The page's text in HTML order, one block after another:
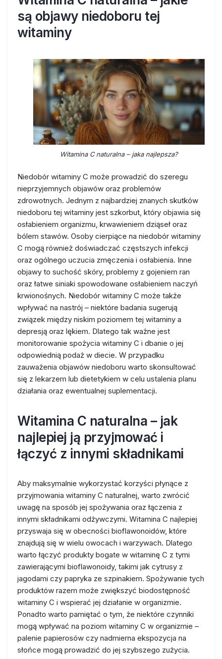
są objawy niedoboru tej
witaminy
Witamina C naturalna – jaka najlepsza?
Niedobór witaminy C może prowadzić do szeregu
nieprzyjemnych objawów oraz problemów
zdrowotnych. Jednym z najbardziej znanych skutków
niedoboru tej witaminy jest szkorbut, który objawia się
osłabieniem organizmu, krwawieniem dziąseł oraz
bólem stawów. Osoby cierpiące na niedobór witaminy
C mogą również doświadczać częstszych infekcji
oraz ogólnego uczucia zmęczenia i osłabienia. Inne
objawy to suchość skóry, problemy z gojeniem ran
oraz łatwe siniaki spowodowane osłabieniem naczyń
krwionośnych. Niedobór witaminy C może także
wpływać na nastrój – niektóre badania sugerują
związek między niskim poziomem tej witaminy a
depresją oraz lękiem. Dlatego tak ważne jest
monitorowanie spożycia witaminy C i dbanie o jej
odpowiednią podaż w diecie. W przypadku
zauważenia objawów niedoboru warto skonsultować
się z lekarzem lub dietetykiem w celu ustalenia planu
działania oraz ewentualnej suplementacji.
Witamina C naturalna – jak
najlepiej ją przyjmować i
łączyć z innymi składnikami
Aby maksymalnie wykorzystać korzyści płynące z
przyjmowania witaminy C naturalnej, warto zwrócić
uwagę na sposób jej spożywania oraz łączenia z
innymi składnikami odżywczymi. Witamina C najlepiej
przyswaja się w obecności bioflawonoidów, które
znajdują się w wielu owocach i warzywach. Dlatego
warto łączyć produkty bogate w witaminę C z tymi
zawierającymi bioflawonoidy, takimi jak cytrusy z
jagodami czy papryka ze szpinakiem. Spożywanie tych
produktów razem może zwiększyć biodostępność
witaminy C i wspierać jej działanie w organizmie.
Ponadto warto pamiętać o tym, że niektóre czynniki
mogą wpływać na poziom witaminy C w organizmie –
palenie papierosów czy nadmierna ekspozycja na
słońce mogą prowadzić do jej szybszego zużycia.